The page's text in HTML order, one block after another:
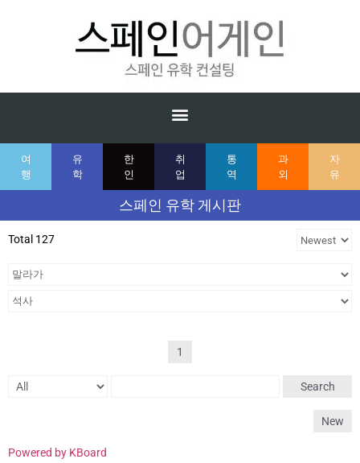
여
행
유
학
한
인
취
업
통
역
과
외
자
유
스페인 유학 게시판
Total 127
1
Search
New
Powered by KBoard